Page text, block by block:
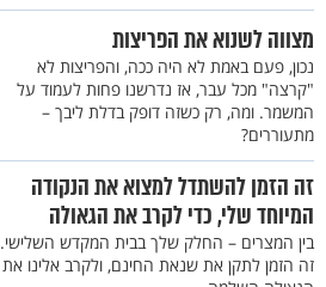
מצווה לשנוא את הפריצות
נכון, פעם באמת לא היה ככה, והפריצות לא
"קרצה" מכל עבר, אז נדרשנו פחות לעמוד על
המשמר. ומה, רק כשזה דופק בדלת ליבך –
מתעוררים?
זה הזמן להשתדל למצוא את הנקודה
המיוחד שלי, כדי לקרב את הגאולה
בין המצרים – החלק שלך בבית המקדש השלישי.
זה הזמן לתקן את שנאת החינם, ולקרב אלינו את